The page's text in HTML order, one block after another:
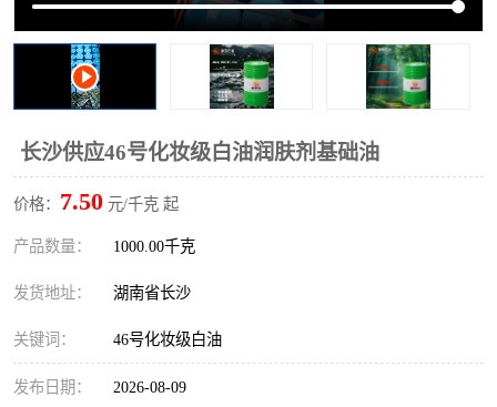
长沙供应46号化妆级白油润肤剂基础油
价格： 7.50 元/千克 起
产品数量： 1000.00千克
发货地址： 湖南省长沙
关键词： 46号化妆级白油
发布日期： 2026-08-09